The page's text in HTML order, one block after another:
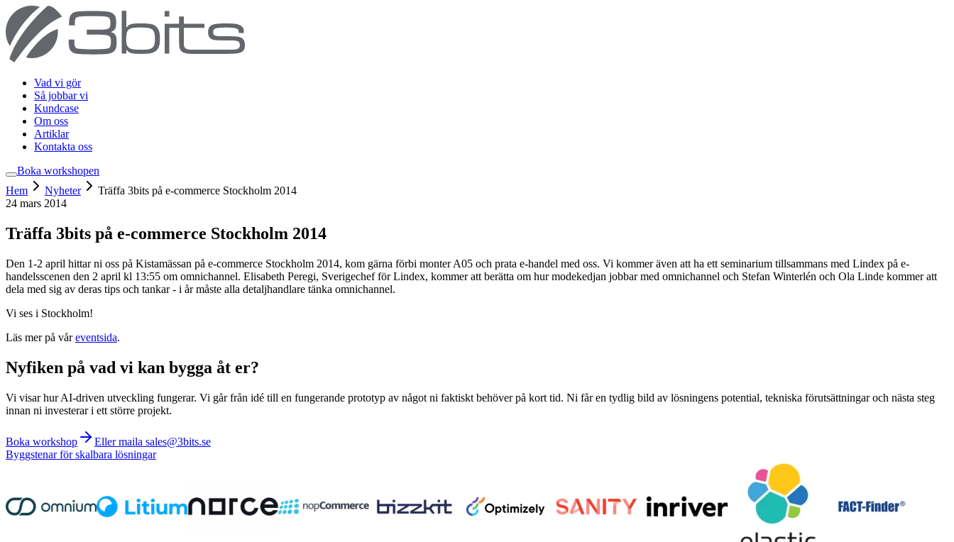
Vad vi gör
Så jobbar vi
Kundcase
Om oss
Artiklar
Kontakta oss
Boka workshopen
Hem
Nyheter
Träffa 3bits på e-commerce Stockholm 2014
24 mars 2014
Träffa 3bits på e-commerce Stockholm 2014
Den 1-2 april hittar ni oss på Kistamässan på e-commerce Stockholm 2014, kom gärna förbi monter A05 och prata e-handel med oss. Vi kommer även att ha ett seminarium tillsammans med Lindex på e-
handelsscenen den 2 april kl 13:55 om omnichannel. Elisabeth Peregi, Sverigechef för Lindex, kommer att berätta om hur modekedjan jobbar med omnichannel och Stefan Winterlén och Ola Linde kommer att
dela med sig av deras tips och tankar - i år måste alla detaljhandlare tänka omnichannel.
Vi ses i Stockholm!
Läs mer på våreventsida.
Nyfiken på vad vi kan bygga åt er?
Vi visar hur AI-driven utveckling fungerar. Vi går från idé till en fungerande prototyp av något ni faktiskt behöver på kort tid. Ni får en tydlig bild av lösningens potential, tekniska förutsättningar och nästa steg
innan ni investerar i ett större projekt.
Boka workshop
Eller maila sales@3bits.se
Byggstenar för skalbara lösningar